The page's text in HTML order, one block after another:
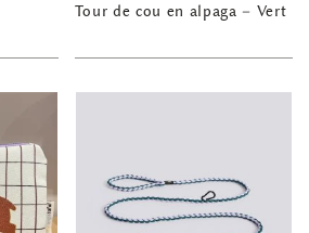
Tour de cou en alpaga – Vert